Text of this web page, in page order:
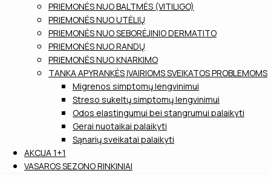
PRIEMONĖS NUO BALTMĖS (VITILIGO)
PRIEMONĖS NUO UTĖLIŲ
PRIEMONĖS NUO SEBORĖJINIO DERMATITO
PRIEMONĖS NUO RANDŲ
PRIEMONĖS NUO KNARKIMO
TANKA APYRANKĖS ĮVAIRIOMS SVEIKATOS PROBLEMOMS
Migrenos simptomų lengvinimui
Streso sukeltų simptomų lengvinimui
Odos elastingumui bei stangrumui palaikyti
Gerai nuotaikai palaikyti
Sąnarių sveikatai palaikyti
AKCIJA 1+1
VASAROS SEZONO RINKINIAI